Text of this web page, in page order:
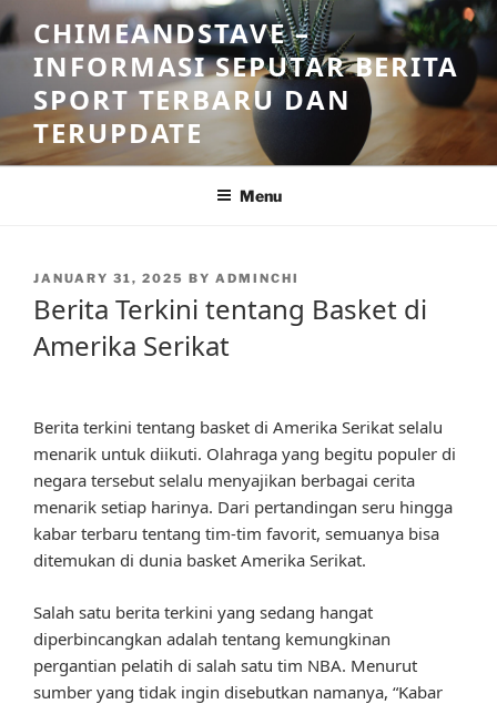
Skip
to
content
CHIMEANDSTAVE –
INFORMASI SEPUTAR BERITA
SPORT TERBARU DAN
TERUPDATE
Menu
POSTED
JANUARY 31, 2025 BY ADMINCHI
Berita Terkini tentang Basket di
Amerika Serikat
Berita terkini tentang basket di Amerika Serikat selalu
menarik untuk diikuti. Olahraga yang begitu populer di
negara tersebut selalu menyajikan berbagai cerita
menarik setiap harinya. Dari pertandingan seru hingga
kabar terbaru tentang tim-tim favorit, semuanya bisa
ditemukan di dunia basket Amerika Serikat.
Salah satu berita terkini yang sedang hangat
diperbincangkan adalah tentang kemungkinan
pergantian pelatih di salah satu tim NBA. Menurut
sumber yang tidak ingin disebutkan namanya, “Kabar